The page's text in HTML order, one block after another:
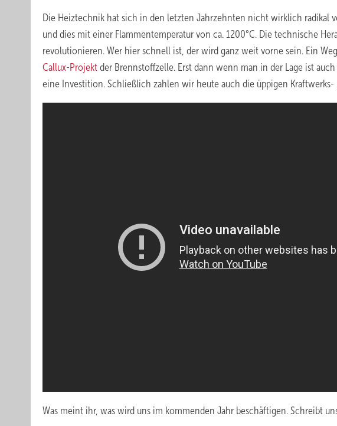
Die Heiztechnik hat sich in den letzten Jahrzehnten nicht wirklich radikal
und dies mit einer Flammentemperatur von ca. 1200°C. Die technische
revolutionieren. Wer hier schnell ist, der wird ganz weit vorne sein. Ein
Callux-Projekt der Brennstoffzelle. Erst dann wenn man in der Lage ist
eine Investition. Schließlich zahlen wir heute auch die üppigen Kraftwerks-
Was meint ihr, was wird uns im kommenden Jahr beschäftigen. Schreibt